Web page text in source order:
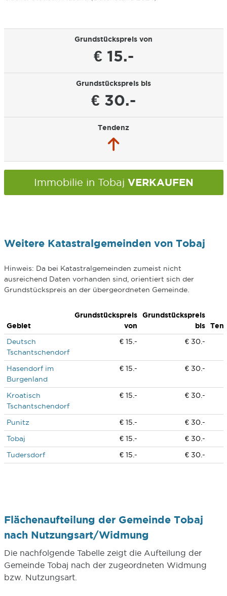
Grundstückspreis von
€ 15.-
Grundstückspreis bis
€ 30.-
Tendenz
Immobilie in Tobaj VERKAUFEN
Weitere Katastralgemeinden von Tobaj
Hinweis: Da bei Katastralgemeinden zumeist nicht
ausreichend Daten vorhanden sind, orientiert sich der
Grundstückspreis an der übergeordneten Gemeinde.
Gebiet
Grundstückspreis
von
Grundstückspreis
bis
Deutsch
Tschantschendorf
€ 15.- € 30.-
Hasendorf im
Burgenland
€ 15.- € 30.-
Kroatisch
Tschantschendorf
€ 15.- € 30.-
Punitz € 15.-
€ 30.-
Tobaj
€ 15.-
€ 30.-
Tudersdorf
€ 15.- € 30.-
Flächenaufteilung der Gemeinde Tobaj
nach Nutzungsart/Widmung
Die nachfolgende Tabelle zeigt die Aufteilung der
Gemeinde Tobaj nach der zugeordneten Widmung
bzw. Nutzungsart.